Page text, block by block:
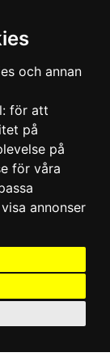
och annan
för att
på
på
för våra
annonser